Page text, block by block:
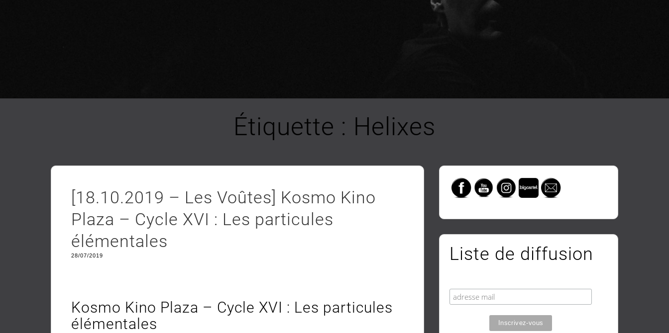
Étiquette : Helixes
[18.10.2019 – Les Voûtes] Kosmo Kino
Plaza – Cycle XVI : Les particules
élémentales
28/07/2019
Kosmo Kino Plaza – Cycle XVI : Les particules
élémentales
Liste de diffusion